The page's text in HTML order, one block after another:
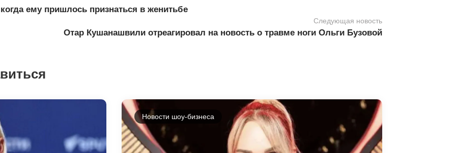
ему пришлось признаться в женитьбе
Следующая новость
Отар Кушанашвили отреагировал на новость о травме ноги Ольги Бузовой
Новости шоу-бизнеса